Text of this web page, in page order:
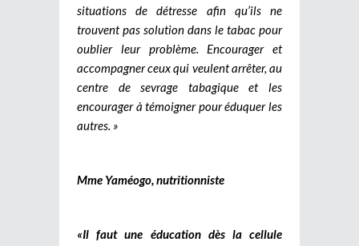
situations de détresse afin qu’ils ne
trouvent pas solution dans le tabac pour
oublier leur problème. Encourager et
accompagner ceux qui veulent arrêter, au
centre de sevrage tabagique et les
encourager à témoigner pour éduquer les
autres. »
Mme Yaméogo, nutritionniste
«Il faut une éducation dès la cellule